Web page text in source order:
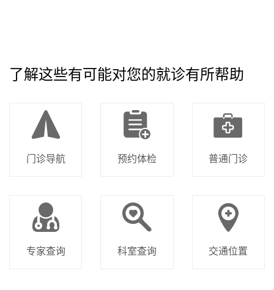
了解这些有可能对您的就诊有所帮助
门诊导航 预约体检 普通门诊
专家查询 科室查询 交通位置